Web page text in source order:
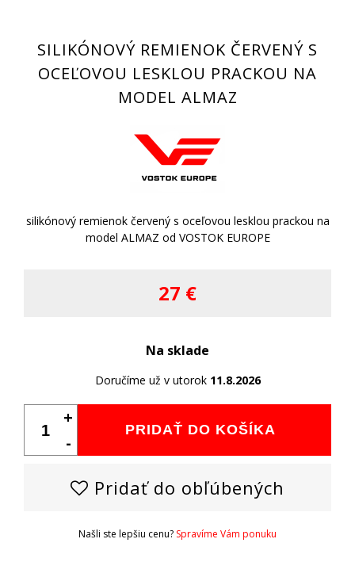
SILIKÓNOVÝ REMIENOK ČERVENÝ S
OCEĽOVOU LESKLOU PRACKOU NA
MODEL ALMAZ
silikónový remienok červený s oceľovou lesklou prackou na
model ALMAZ od VOSTOK EUROPE
27 €
Na sklade
Doručíme už v utorok 11.8.2026
PRIDAŤ DO KOŠÍKA
+
-
Pridať do obľúbených
Našli ste lepšiu cenu? Spravíme Vám ponuku